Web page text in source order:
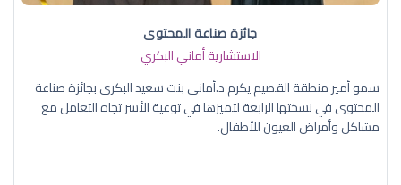
جائزة صناعة المحتوى
الاستشارية أماني البكري
سمو أمير منطقة القصيم يكرم د.أماني بنت سعيد البكري بجائزة صناعة
المحتوى في نسختها الرابعة لتميزها في توعية الأسر تجاه التعامل مع
مشاكل وأمراض العيون للأطفال.